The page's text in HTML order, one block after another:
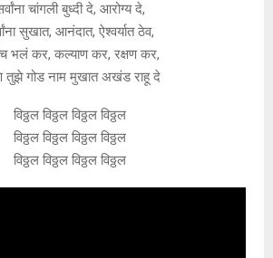
चांगली बुध्दी दे, आरोग्य दे,
सुखात, आनंदात, ऐश्वर्यात ठेव,
भलं कर, कल्याण कर, रक्षण कर,
तुझे गोड नाम मुखात अखंड राहू दे
विठ्ठल विठ्ठल विठ्ठल विठ्ठल
विठ्ठल विठ्ठल विठ्ठल विठ्ठल
विठ्ठल विठ्ठल विठ्ठल विठ्ठल